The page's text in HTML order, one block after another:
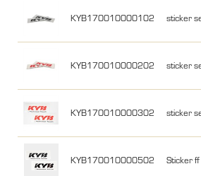
KYB170010000102 sticker
KYB170010000202 sticker
KYB170010000302 sticker
KYB170010000502 Sticker ff